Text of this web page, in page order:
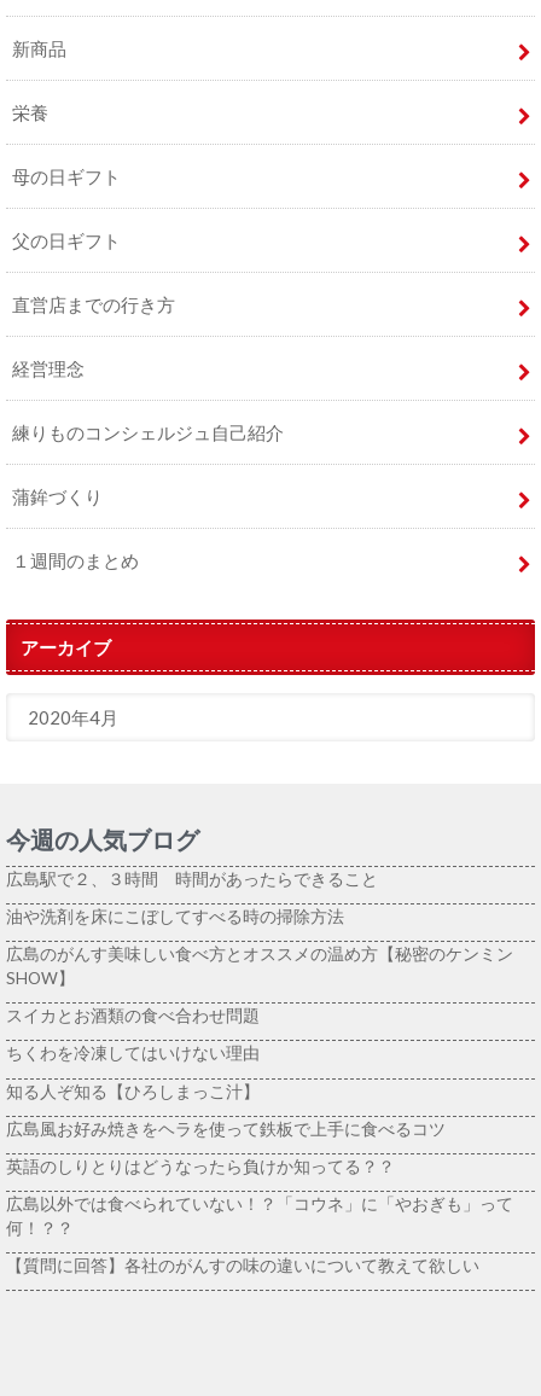
新商品
栄養
母の日ギフト
父の日ギフト
直営店までの行き方
経営理念
練りものコンシェルジュ自己紹介
蒲鉾づくり
１週間のまとめ
アーカイブ
今週の人気ブログ
広島駅で２、３時間 時間があったらできること
油や洗剤を床にこぼしてすべる時の掃除方法
広島のがんす美味しい食べ方とオススメの温め方【秘密のケンミン
SHOW】
スイカとお酒類の食べ合わせ問題
ちくわを冷凍してはいけない理由
知る人ぞ知る【ひろしまっこ汁】
広島風お好み焼きをヘラを使って鉄板で上手に食べるコツ
英語のしりとりはどうなったら負けか知ってる？？
広島以外では食べられていない！？「コウネ」に「やおぎも」って
何！？？
【質問に回答】各社のがんすの味の違いについて教えて欲しい